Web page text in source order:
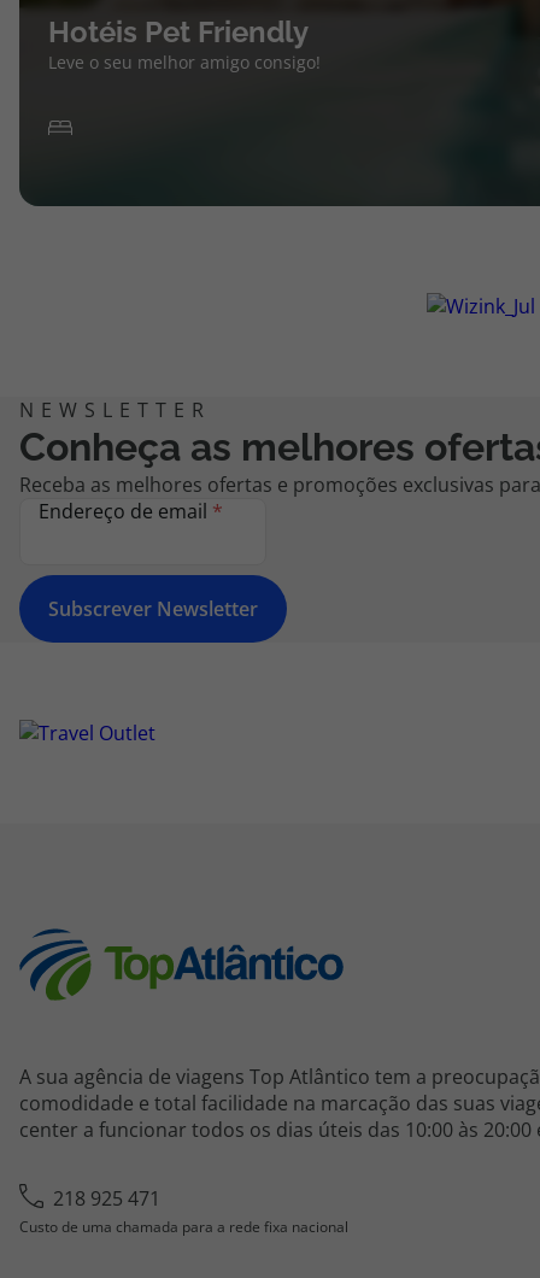
Hotéis Pet Friendly
Leve o seu melhor amigo consigo!
Conheça as melhores
Receba as melhores ofertas e promoções exclusivas
Endereço de email *
Subscrever Newsletter
A sua agência de viagens Top Atlântico tem a
comodidade e total facilidade na marcação das suas
center a funcionar todos os dias úteis das 10:00 às 20:00
218 925 471
Custo de uma chamada para a rede fixa nacional